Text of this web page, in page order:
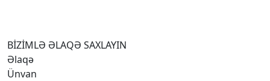
BİZİMLƏ ƏLAQƏ SAXLAYIN
Əlaqə
Ünvan